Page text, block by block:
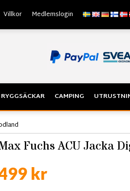
Villkor Medlemslogin
RYGGSÄCKAR CAMPING
Fuchs ACU Jacka
kr